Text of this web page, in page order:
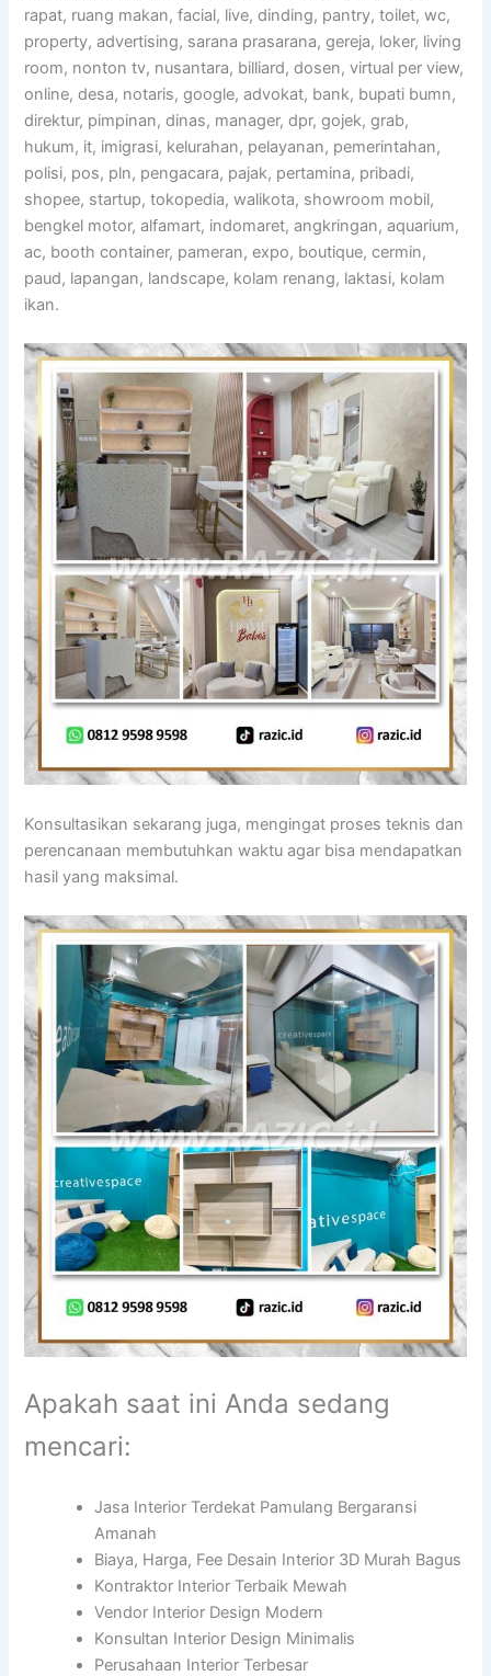
rapat, ruang makan, facial, live, dinding, pantry, toilet, wc,
property, advertising, sarana prasarana, gereja, loker, living
room, nonton tv, nusantara, billiard, dosen, virtual per view,
online, desa, notaris, google, advokat, bank, bupati bumn,
direktur, pimpinan, dinas, manager, dpr, gojek, grab,
hukum, it, imigrasi, kelurahan, pelayanan, pemerintahan,
polisi, pos, pln, pengacara, pajak, pertamina, pribadi,
shopee, startup, tokopedia, walikota, showroom mobil,
bengkel motor, alfamart, indomaret, angkringan, aquarium,
ac, booth container, pameran, expo, boutique, cermin,
paud, lapangan, landscape, kolam renang, laktasi, kolam
ikan.
Konsultasikan sekarang juga, mengingat proses teknis dan
perencanaan membutuhkan waktu agar bisa mendapatkan
hasil yang maksimal.
Apakah saat ini Anda sedang
mencari:
Jasa Interior Terdekat Pamulang Bergaransi
Amanah
Biaya, Harga, Fee Desain Interior 3D Murah Bagus
Kontraktor Interior Terbaik Mewah
Vendor Interior Design Modern
Konsultan Interior Design Minimalis
Perusahaan Interior Terbesar